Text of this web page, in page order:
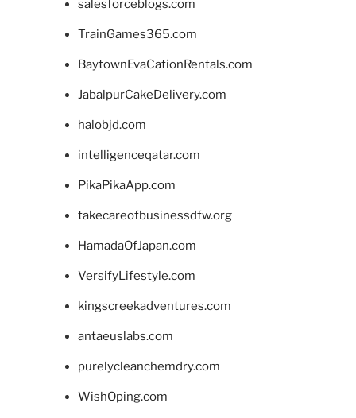
salesforceblogs.com
TrainGames365.com
BaytownEvaCationRentals.com
JabalpurCakeDelivery.com
halobjd.com
intelligenceqatar.com
PikaPikaApp.com
takecareofbusinessdfw.org
HamadaOfJapan.com
VersifyLifestyle.com
kingscreekadventures.com
antaeuslabs.com
purelycleanchemdry.com
WishOping.com